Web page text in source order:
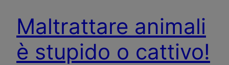
Maltrattare animali
è stupido o cattivo!